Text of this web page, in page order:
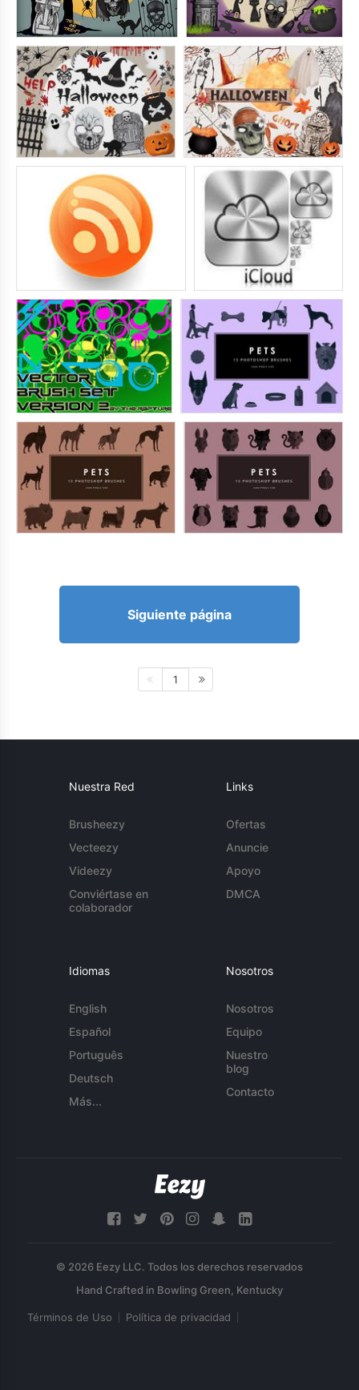
Siguiente página
1
Nuestra Red
Brusheezy
Vecteezy
Videezy
Conviértase en
colaborador
Links
Ofertas
Anuncie
Apoyo
DMCA
Idiomas
English
Español
Português
Deutsch
Más...
Nosotros
Nosotros
Equipo
Nuestro
blog
Contacto
© 2026 Eezy LLC. Todos los derechos reservados
Términos de Uso Política de privacidad